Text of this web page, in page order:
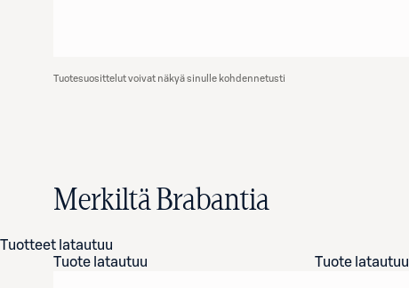
Tuotesuosittelut voivat näkyä sinulle kohdennetusti
Merkiltä Brabantia
Tuotteet latautuu
Tuote latautuu
Tuote latautuu